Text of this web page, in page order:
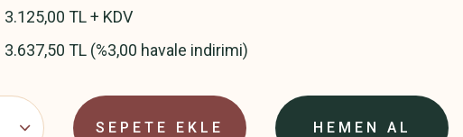
3.125,00 TL + KDV
3.637,50 TL (%3,00 havale indirimi)
SEPETE EKLE HEMEN AL